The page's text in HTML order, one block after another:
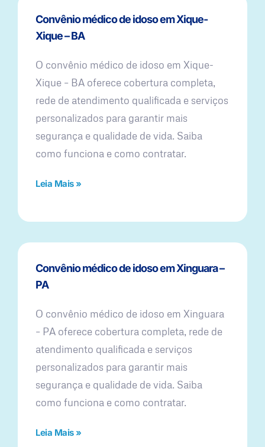
Convênio médico de idoso em Xique-
Xique – BA
O convênio médico de idoso em Xique-
Xique – BA oferece cobertura completa,
rede de atendimento qualificada e serviços
personalizados para garantir mais
segurança e qualidade de vida. Saiba
como funciona e como contratar.
Leia Mais »
Convênio médico de idoso em Xinguara –
PA
O convênio médico de idoso em Xinguara
– PA oferece cobertura completa, rede de
atendimento qualificada e serviços
personalizados para garantir mais
segurança e qualidade de vida. Saiba
como funciona e como contratar.
Leia Mais »